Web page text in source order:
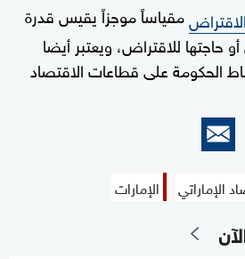
مقياساً موجزاً يقيس قدرة
حاجتها للاقتراض، ويعتبر أيضا
الحكومة على قطاعات الاقتصاد
الإماراتي الإمارات